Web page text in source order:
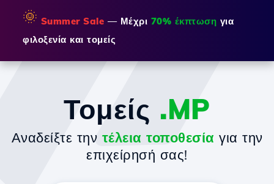
🌞 Summer Sale — Μέχρι 70% έκπτωση για
φιλοξενία και τομείς
Τομείς .MP
Αναδείξτε την τέλεια τοποθεσία για την
επιχείρησή σας!